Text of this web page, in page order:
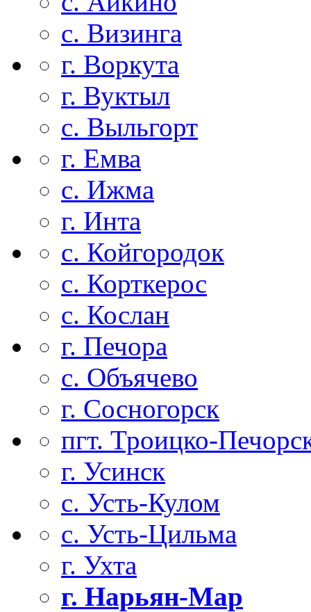
с. Визинга
г. Воркута
г. Вуктыл
с. Выльгорт
г. Емва
с. Ижма
г. Инта
с. Койгородок
с. Корткерос
с. Кослан
г. Печора
с. Объячево
г. Сосногорск
пгт. Троицко-
г. Усинск
с. Усть-Кулом
с. Усть-Цильма
г. Ухта
г. Нарьян-Мар